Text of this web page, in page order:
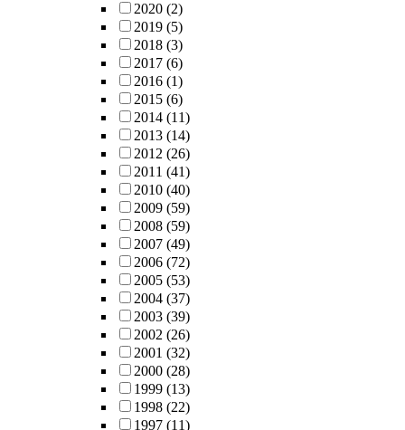
2020 (2)
2019 (5)
2018 (3)
2017 (6)
2016 (1)
2015 (6)
2014 (11)
2013 (14)
2012 (26)
2011 (41)
2010 (40)
2009 (59)
2008 (59)
2007 (49)
2006 (72)
2005 (53)
2004 (37)
2003 (39)
2002 (26)
2001 (32)
2000 (28)
1999 (13)
1998 (22)
1997 (11)